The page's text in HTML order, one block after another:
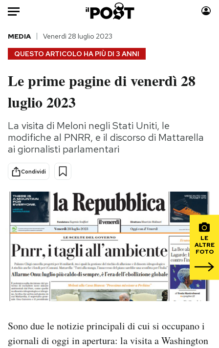
Auto
HOME
Italia
Politica
Tecnologia
Internet
Scienza
Cultura
Economia
Sport
Moda
Storie/Idee
Ok Boomer!
Mondiali calcio 2026
NEWSLETTER
I MIEI PREFERITI
SHOP
QUESTO ARTICOLO HA PIÙ DI 3 ANNI
MEDIA Venerdì 28 luglio 2023
Le prime pagine di venerdì 28
luglio 2023
La visita di Meloni negli Stati Uniti, le
modifiche al PNRR, e il discorso di Mattarella
ai giornalisti parlamentari
Condividi
LE
ALTRE
FOTO
Sono due le notizie principali di cui si occupano i
giornali di oggi in apertura: la visita a Washington